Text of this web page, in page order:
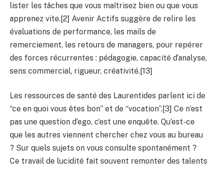
lister les tâches que vous maîtrisez bien ou que vous
apprenez vite.[2] Avenir Actifs suggère de relire les
évaluations de performance, les mails de
remerciement, les retours de managers, pour repérer
des forces récurrentes : pédagogie, capacité d’analyse,
sens commercial, rigueur, créativité.[13]
Les ressources de santé des Laurentides parlent ici de
“ce en quoi vous êtes bon” et de “vocation”.[3] Ce n’est
pas une question d’ego, c’est une enquête. Qu’est-ce
que les autres viennent chercher chez vous au bureau
? Sur quels sujets on vous consulte spontanément ?
Ce travail de lucidité fait souvent remonter des talents